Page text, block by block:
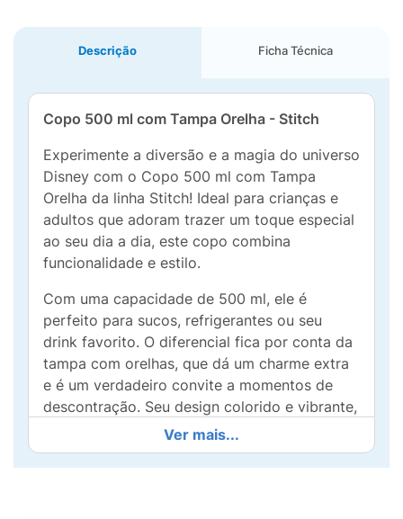
Descrição Ficha Técnica
Copo 500 ml com Tampa Orelha - Stitch
Experimente a diversão e a magia do universo
Disney com o Copo 500 ml com Tampa
Orelha da linha Stitch! Ideal para crianças e
adultos que adoram trazer um toque especial
ao seu dia a dia, este copo combina
funcionalidade e estilo.
Com uma capacidade de 500 ml, ele é
perfeito para sucos, refrigerantes ou seu
drink favorito. O diferencial fica por conta da
tampa com orelhas, que dá um charme extra
e é um verdadeiro convite a momentos de
descontração. Seu design colorido e vibrante,
adornado com o icônico personagem Stitch e
flores tropicais, fará você se sentir em uma
aventura em Hawaii a cada gole.
Ver mais...